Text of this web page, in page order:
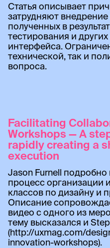
Статья описывает
затрудняют
полученных в
тестирования и
интерфейса.
технической, так и
вопроса.
Facilitating
Workshops — A
rapidly creating a
execution
Jason Furnell
процесс организации
классов по дизайну и
Описание
видео с одного из
тему высказался и
(http://uxmag.com/
innovation-workshops).